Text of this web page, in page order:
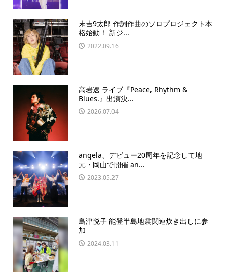
末吉9太郎 作詞作曲のソロプロジェクト本
格始動！ 新ジ...
2022.09.16
高岩遼 ライブ『Peace, Rhythm &
Blues.』出演決...
2026.07.04
angela、デビュー20周年を記念して地
元・岡山で開催 an...
2023.05.27
島津悦子 能登半島地震関連炊き出しに参
加
2024.03.11